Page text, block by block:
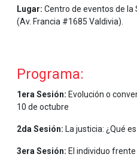
Lugar: Centro de eventos de
(Av. Francia #1685 Valdivia).
Programa:
1era Sesión: Evolución o
10 de octubre
2da Sesión: La justicia: ¿Qué
3era Sesión: El individuo